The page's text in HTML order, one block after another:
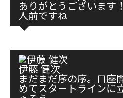
ありがとうございます
人前ですね
伊藤 健次
まだまだ序の序。口座
めてスタートラインに